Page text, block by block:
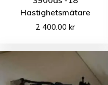
Hastighetsmätare
2 400.00 kr